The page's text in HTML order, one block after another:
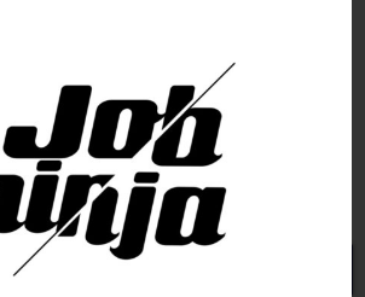
 
INSGESAMT: 10/10
(0 Bewertungen)
Öffne Jobninja.com